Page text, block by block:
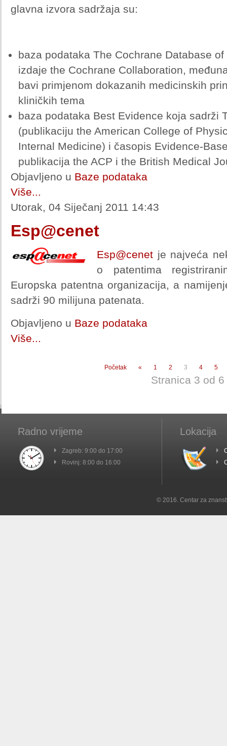
glavna izvora sadržaja su:
baza podataka The Cochrane Database
izdaje the Cochrane Collaboration,
bavi primjenom dokazanih medicinskih
kliničkih tema
baza podataka Best Evidence koja sadrži
(publikaciju the American College of
Internal Medicine) i časopis Evidence-
publikacija the ACP i the British Medical
Objavljeno u Baze podataka
Više...
Utorak, 04 Siječanj 2011 14:43
Esp@cenet
Esp@cenet je najveća
o patentima
Europska patentna organizacija, a
sadrži 90 milijuna patenata.
Objavljeno u Baze podataka
Više...
Početak « 1 2 3 4 5
Stranica 3 od 6
Radno vrijeme
Zagreb: 9:00 do 17:00
Rovinj: 8:00 do 16:00
Lokacija
© 2016. Centar za